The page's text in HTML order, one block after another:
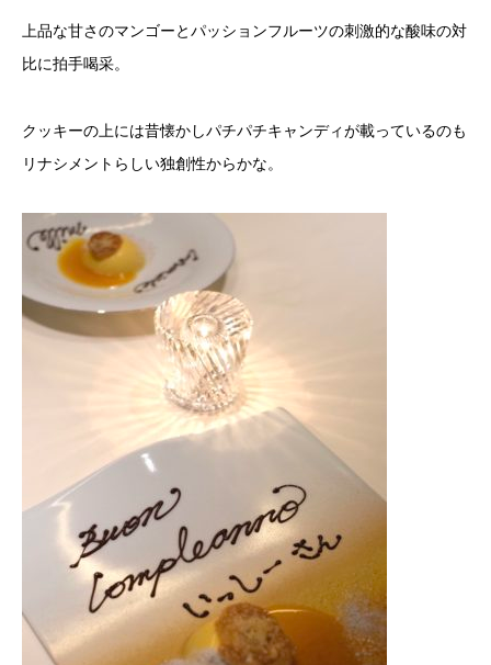
上品な甘さのマンゴーとパッションフルーツの刺激的な酸味の対
比に拍手喝采。
クッキーの上には昔懐かしパチパチキャンディが載っているのも
リナシメントらしい独創性からかな。